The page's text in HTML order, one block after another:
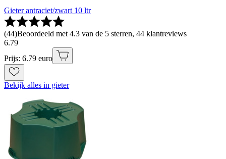
Gieter antraciet/zwart 10 ltr
(44)Beoordeeld met 4.3 van de 5 sterren, 44 klantreviews
6.79
Prijs: 6.79 euro
Bekijk alles in gieter